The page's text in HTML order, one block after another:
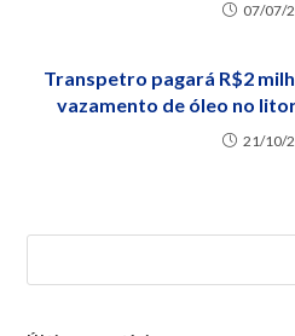
07/07/
Transpetro pagará R$2
vazamento de óleo no
21/10/